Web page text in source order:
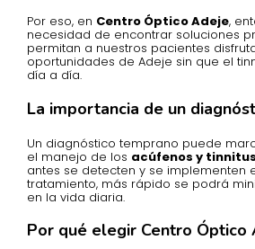
Por eso, en Centro Óptico Adeje,
necesidad de encontrar soluciones
permitan a nuestros pacientes
oportunidades de Adeje sin que el
día a día.
La importancia de un
Un diagnóstico temprano puede
el manejo de los acúfenos y
antes se detecten y se implementen
tratamiento, más rápido se podrá
en la vida diaria.
Por qué elegir Centro Óptico